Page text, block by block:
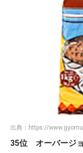
出典： https://
35位 オーバージ